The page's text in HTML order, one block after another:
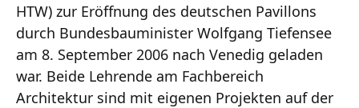
HTW) zur Eröffnung des deutschen Pavillons
durch Bundesbauminister Wolfgang Tiefensee
am 8. September 2006 nach Venedig geladen
war. Beide Lehrende am Fachbereich
Architektur sind mit eigenen Projekten auf der